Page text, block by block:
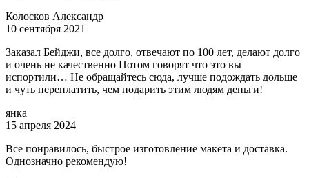
Колосков Александр
10 сентября 2021
Заказал Бейджи, все долго, отвечают по 100 лет, делают долго
и очень не качественно Потом говорят что это вы
испортили… Не обращайтесь сюда, лучше подождать дольше
и чуть переплатить, чем подарить этим людям деньги!
янка
15 апреля 2024
Все понравилось, быстрое изготовление макета и доставка.
Однозначно рекомендую!